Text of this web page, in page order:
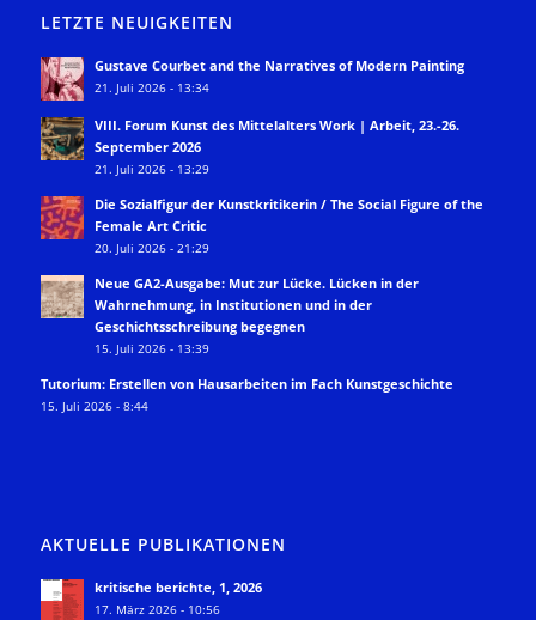
LETZTE NEUIGKEITEN
Gustave Courbet and the Narratives of Modern Painting
21. Juli 2026 - 13:34
VIII. Forum Kunst des Mittelalters Work | Arbeit, 23.-26.
September 2026
21. Juli 2026 - 13:29
Die Sozialfigur der Kunstkritikerin / The Social Figure of the
Female Art Critic
20. Juli 2026 - 21:29
Neue GA2-Ausgabe: Mut zur Lücke. Lücken in der
Wahrnehmung, in Institutionen und in der
Geschichtsschreibung begegnen
15. Juli 2026 - 13:39
Tutorium: Erstellen von Hausarbeiten im Fach Kunstgeschichte
15. Juli 2026 - 8:44
AKTUELLE PUBLIKATIONEN
kritische berichte, 1, 2026
17. März 2026 - 10:56